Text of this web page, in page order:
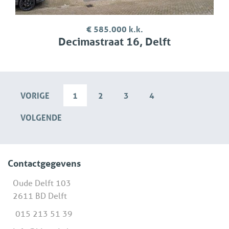
€ 585.000 k.k.
Decimastraat 16, Delft
VORIGE 1 2 3 4
VOLGENDE
Contactgegevens
Oude Delft 103
2611 BD Delft
015 213 51 39